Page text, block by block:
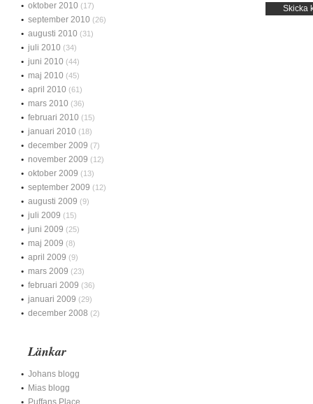
oktober 2010 (17)
september 2010 (26)
augusti 2010 (31)
juli 2010 (34)
juni 2010 (44)
maj 2010 (45)
april 2010 (61)
mars 2010 (36)
februari 2010 (15)
januari 2010 (18)
december 2009 (7)
november 2009 (12)
oktober 2009 (13)
september 2009 (12)
augusti 2009 (9)
juli 2009 (15)
juni 2009 (25)
maj 2009 (8)
april 2009 (9)
mars 2009 (23)
februari 2009 (36)
januari 2009 (29)
december 2008 (2)
Länkar
Johans blogg
Mias blogg
Puffans Place